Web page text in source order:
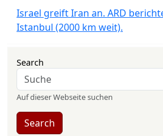
Israel greift Iran an. ARD
Istanbul (2000 km weit).
Search
Auf dieser Webseite suchen
Search